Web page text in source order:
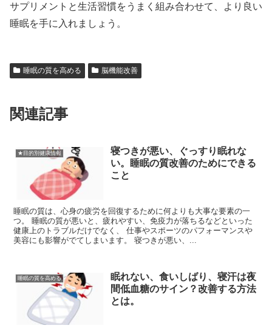
サプリメントと生活習慣をうまく組み合わせて、より良い
睡眠を手に入れましょう。
睡眠の質を高める 脳機能改善
関連記事
★目的別健康情報
寝つきが悪い、ぐっすり眠れな
い。睡眠の質改善のためにできる
こと
睡眠の質は、心身の疲労を回復するために何よりも大事な要素の一
つ。 睡眠の質が悪いと、疲れやすい、免疫力が落ちるなどといった
健康上のトラブルだけでなく、 仕事やスポーツのパフォーマンスや
美容にも影響がでてしまいます。 寝つきが悪い、...
睡眠の質を高める
眠れない、食いしばり、寝汗は夜
間低血糖のサイン？改善する方法
とは。